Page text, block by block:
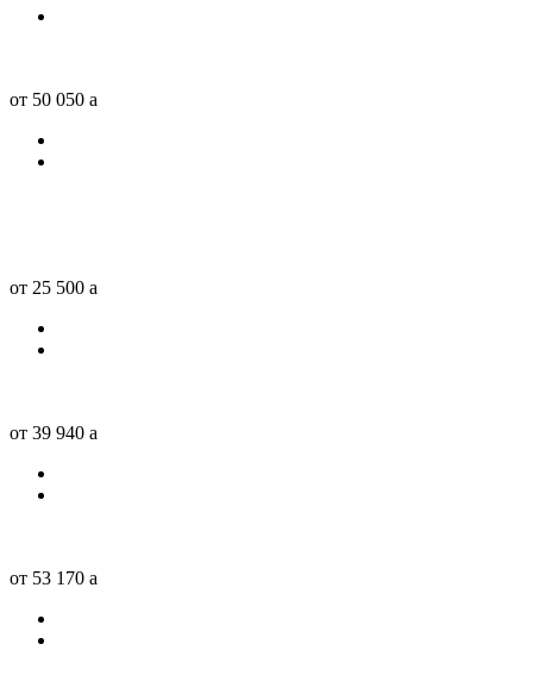
от 50 050 a
от 25 500 a
от 39 940 a
от 53 170 a